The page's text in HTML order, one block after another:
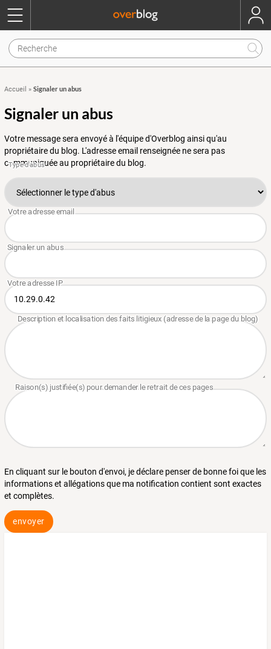
Accueil » Signaler un abus
Signaler un abus
Votre message sera envoyé à l'équipe d'Overblog ainsi qu'au
propriétaire du blog. L'adresse email renseignée ne sera pas
communiquée au propriétaire du blog.
En cliquant sur le bouton d'envoi, je déclare penser de bonne foi que les
informations et allégations que ma notification contient sont exactes
et complètes.
envoyer